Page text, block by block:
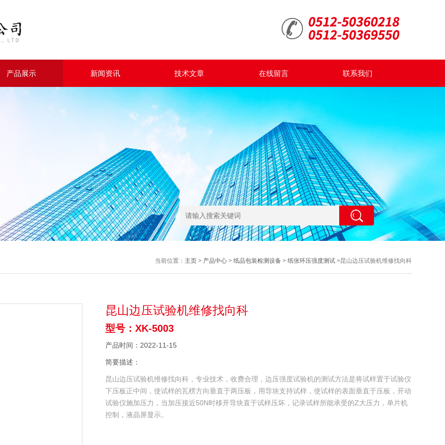
产品展示 新闻资讯 技术文章 在线留言 联系我们
当前位置： 主页> 产品中心> 纸品包装检测设备> 纸张环压强度测试>昆山边压试验机维修找向科
昆山边压试验机维修找向科
型号：XK-5003
产品时间：2022-11-15
简要描述：
昆山边压试验机维修找向科，专业技术，收费合理，边压强度试验机的测试方法是将试样置于试验仪
下压板正中间，使试样的瓦楞方向垂直于两压板，用导块支持试样，使试样的表面垂直于压板，开动
试验仪施加压力，当加压接近50N时移开导块直于试样压坏，记录试样所能承受的Z大压力，单片机
控制，液晶屏显示。